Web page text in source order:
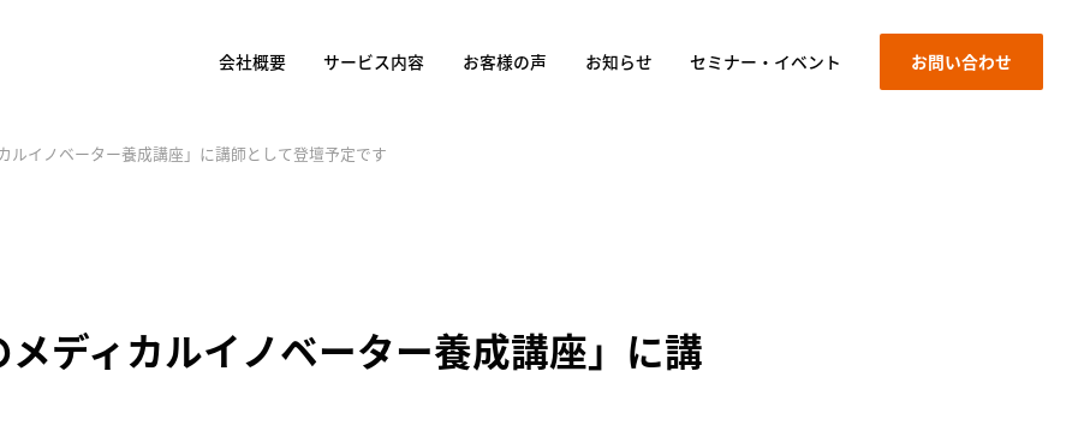
会社概要 サービス内容 お客様の声 お知らせ セミナー・イベント お問い合わせ
ルイノベーター養成講座」に講師として登壇予定です
ディカルイノベーター養成講座」に講